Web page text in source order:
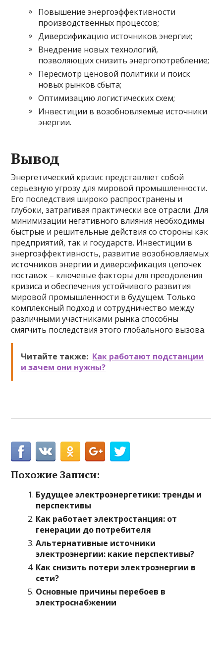
Повышение энергоэффективности
производственных процессов;
Диверсификацию источников энергии;
Внедрение новых технологий,
позволяющих снизить энергопотребление;
Пересмотр ценовой политики и поиск
новых рынков сбыта;
Оптимизацию логистических схем;
Инвестиции в возобновляемые источники
энергии.
Вывод
Энергетический кризис представляет собой
серьезную угрозу для мировой промышленности.
Его последствия широко распространены и
глубоки, затрагивая практически все отрасли. Для
минимизации негативного влияния необходимы
быстрые и решительные действия со стороны как
предприятий, так и государств. Инвестиции в
энергоэффективность, развитие возобновляемых
источников энергии и диверсификация цепочек
поставок – ключевые факторы для преодоления
кризиса и обеспечения устойчивого развития
мировой промышленности в будущем. Только
комплексный подход и сотрудничество между
различными участниками рынка способны
смягчить последствия этого глобального вызова.
Читайте также: Как работают подстанции
и зачем они нужны?
Похожие Записи:
Будущее электроэнергетики: тренды и
перспективы
Как работает электростанция: от
генерации до потребителя
Альтернативные источники
электроэнергии: какие перспективы?
Как снизить потери электроэнергии в
сети?
Основные причины перебоев в
электроснабжении